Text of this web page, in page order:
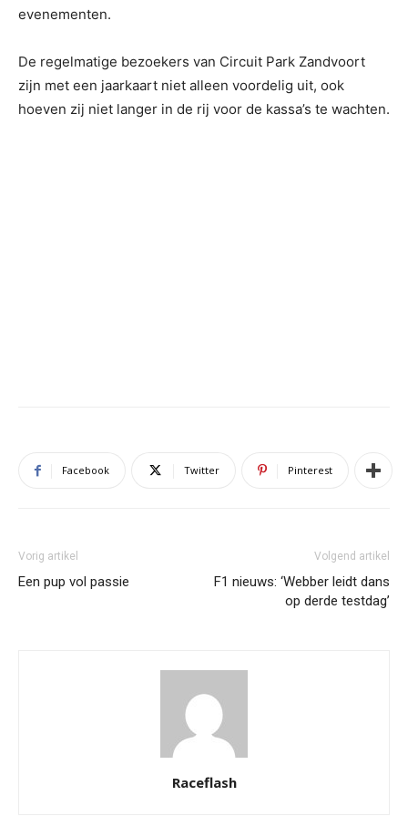
evenementen.
De regelmatige bezoekers van Circuit Park Zandvoort
zijn met een jaarkaart niet alleen voordelig uit, ook
hoeven zij niet langer in de rij voor de kassa’s te wachten.
Facebook Twitter Pinterest
Vorig artikel
Een pup vol passie
Volgend artikel
F1 nieuws: ‘Webber leidt dans
op derde testdag’
Raceflash